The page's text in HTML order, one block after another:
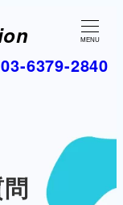
MENU
6379-2840